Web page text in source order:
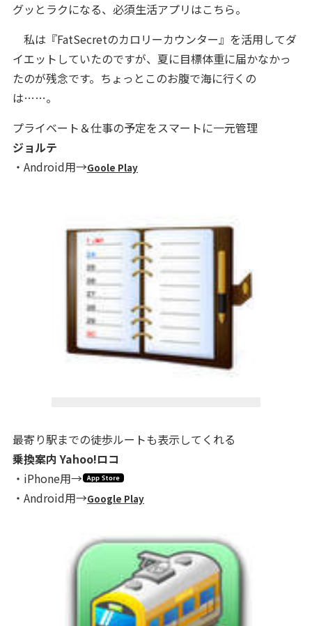
グッとラクになる、必須生活アプリはこちら。
私は『FatSecretのカロリーカウンター』を活用してダ
イエットしていたのですが、夏に目標体重に届かなかっ
たのが残念です。ちょっとこのお腹で海に行くの
は……。
プライベート＆仕事の予定をスマートに一元管理
ジョルテ
・Android用→Goole Play
最寄り駅までの徒歩ルートも表示してくれる
乗換案内 Yahoo!ロコ
・iPhone用→
・Android用→Google Play